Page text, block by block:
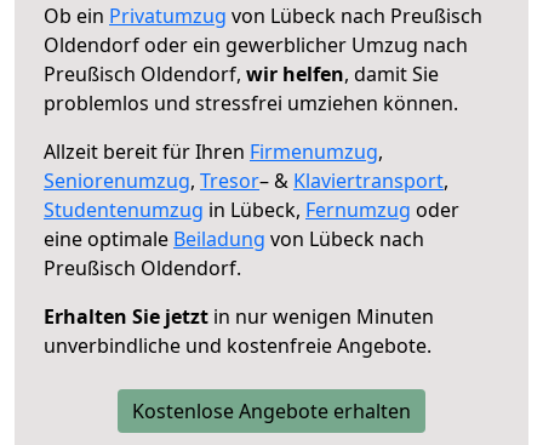
Ob ein Privatumzug von Lübeck nach Preußisch
Oldendorf oder ein gewerblicher Umzug nach
Preußisch Oldendorf, wir helfen, damit Sie
problemlos und stressfrei umziehen können.
Allzeit bereit für Ihren Firmenumzug,
Seniorenumzug, Tresor– & Klaviertransport,
Studentenumzug in Lübeck, Fernumzug oder
eine optimale Beiladung von Lübeck nach
Preußisch Oldendorf.
Erhalten Sie jetzt in nur wenigen Minuten
unverbindliche und kostenfreie Angebote.
Kostenlose Angebote erhalten